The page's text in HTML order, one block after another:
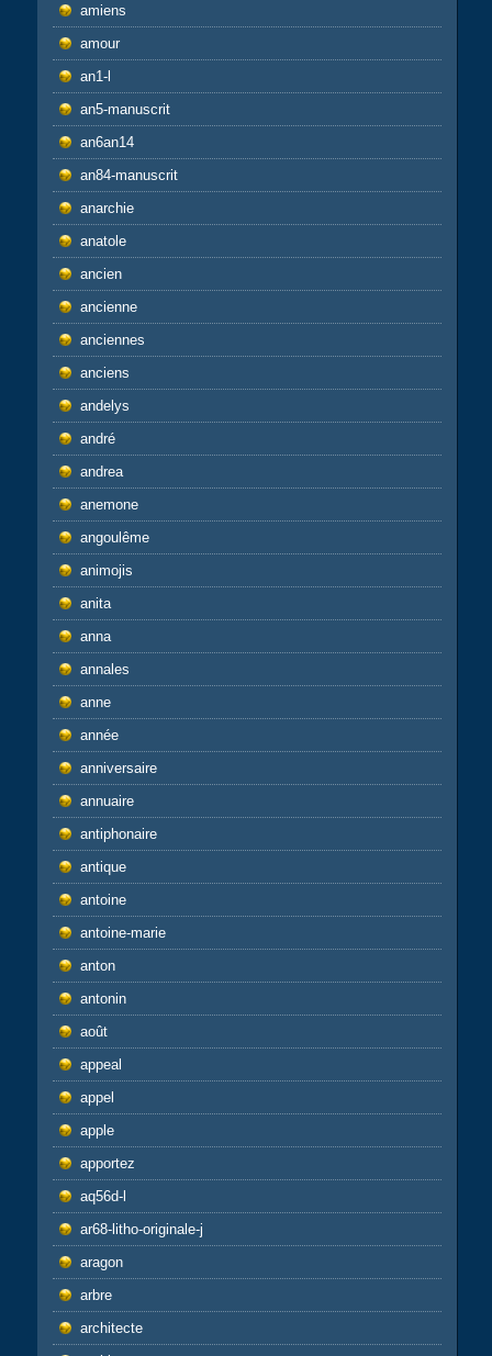
amiens
amour
an1-l
an5-manuscrit
an6an14
an84-manuscrit
anarchie
anatole
ancien
ancienne
anciennes
anciens
andelys
andré
andrea
anemone
angoulême
animojis
anita
anna
annales
anne
année
anniversaire
annuaire
antiphonaire
antique
antoine
antoine-marie
anton
antonin
août
appeal
appel
apple
apportez
aq56d-l
ar68-litho-originale-j
aragon
arbre
architecte